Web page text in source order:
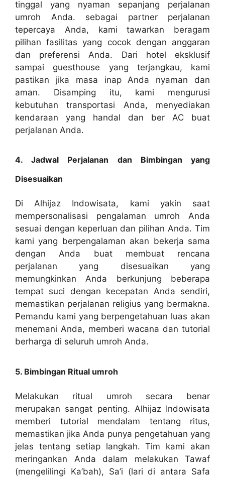
tinggal yang nyaman sepanjang perjalanan
umroh Anda. sebagai partner perjalanan
tepercaya Anda, kami tawarkan beragam
pilihan fasilitas yang cocok dengan anggaran
dan preferensi Anda. Dari hotel eksklusif
sampai guesthouse yang terjangkau, kami
pastikan jika masa inap Anda nyaman dan
aman. Disamping itu, kami mengurusi
kebutuhan transportasi Anda, menyediakan
kendaraan yang handal dan ber AC buat
perjalanan Anda.
4. Jadwal Perjalanan dan Bimbingan yang
Disesuaikan
Di Alhijaz Indowisata, kami yakin saat
mempersonalisasi pengalaman umroh Anda
sesuai dengan keperluan dan pilihan Anda. Tim
kami yang berpengalaman akan bekerja sama
dengan Anda buat membuat rencana
perjalanan yang disesuaikan yang
memungkinkan Anda berkunjung beberapa
tempat suci dengan kecepatan Anda sendiri,
memastikan perjalanan religius yang bermakna.
Pemandu kami yang berpengetahuan luas akan
menemani Anda, memberi wacana dan tutorial
berharga di seluruh umroh Anda.
5. Bimbingan Ritual umroh
Melakukan ritual umroh secara benar
merupakan sangat penting. Alhijaz Indowisata
memberi tutorial mendalam tentang ritus,
memastikan jika Anda punya pengetahuan yang
jelas tentang setiap langkah. Tim kami akan
meringankan Anda dalam melakukan Tawaf
(mengelilingi Ka’bah), Sa’i (lari di antara Safa